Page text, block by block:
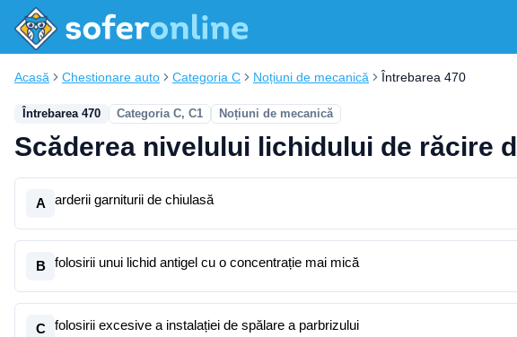
Acasă Chestionare auto Categoria C Noțiuni de mecanică Întrebarea 470
Întrebarea 470 Categoria C, C1 Noțiuni de mecanică
Scăderea nivelului lichidului de răcire
A arderii garniturii de chiulasă
B folosirii unui lichid antigel cu o concentrație mai mică
C folosirii excesive a instalației de spălare a parbrizului